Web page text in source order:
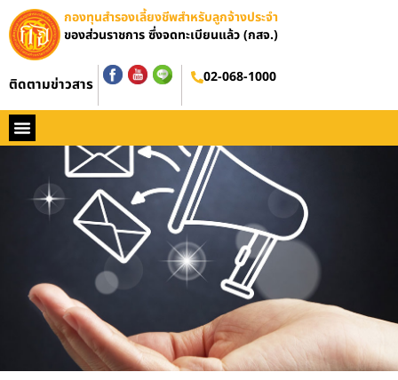
กองทุนสำรองเลี้ยงชีพสำหรับลูกจ้างประจำ
ของส่วนราชการ ซึ่งจดทะเบียนแล้ว (กสจ.)
ติดตามข่าวสาร 02-068-1000